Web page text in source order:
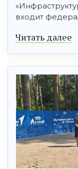
входит
Читать далее